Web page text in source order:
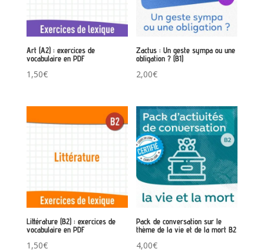
Art (A2) : exercices de
vocabulaire en PDF
1,50€
Zactus : Un geste sympa ou une
obligation ? (B1)
2,00€
Littérature (B2) : exercices de
vocabulaire en PDF
1,50€
Pack de conversation sur le
thème de la vie et de la mort B2
4,00€